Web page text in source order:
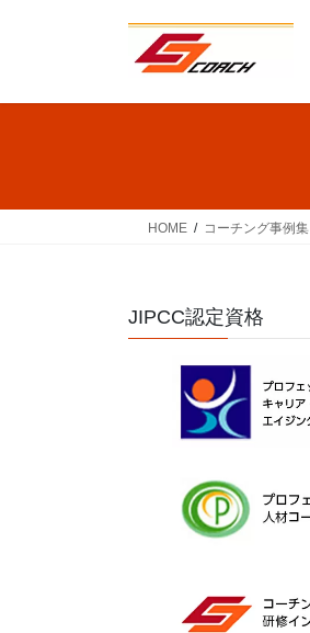
HOME コーチング事例集
JIPCC認定資格